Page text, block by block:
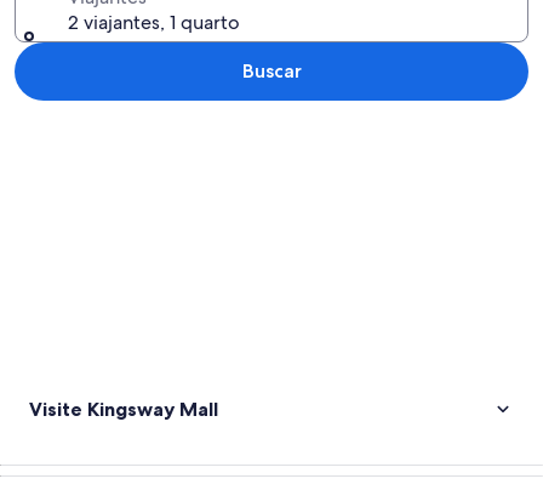
2 viajantes, 1 quarto
Buscar
Visite Kingsway Mall